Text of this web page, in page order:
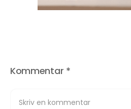
Kommentar *